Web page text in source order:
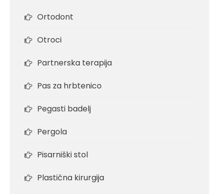
Ortodont
Otroci
Partnerska terapija
Pas za hrbtenico
Pegasti badelj
Pergola
Pisarniški stol
Plastična kirurgija